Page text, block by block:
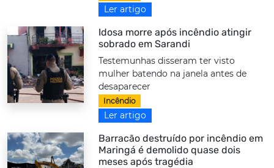
Ler artigo
Idosa morre após incêndio atingir
sobrado em Sarandi
Testemunhas disseram ter visto
mulher batendo na janela antes de
desaparecer
Incêndio
Ler artigo
Barracão destruído por incêndio em
Maringá é demolido quase dois
meses após tragédia